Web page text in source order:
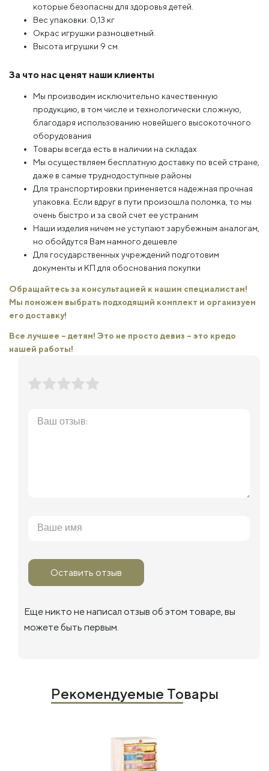
которые безопасны для здоровья детей.
Вес упаковки: 0,13 кг
Окрас игрушки разноцветный.
Высота игрушки 9 см.
За что нас ценят наши клиенты
Мы производим исключительно качественную
продукцию, в том числе и технологически сложную,
благодаря использованию новейшего высокоточного
оборудования
Товары всегда есть в наличии на складах
Мы осуществляем бесплатную доставку по всей стране,
даже в самые труднодоступные районы
Для транспортировки применяется надежная прочная
упаковка. Если вдруг в пути произошла поломка, то мы
очень быстро и за свой счет ее устраним
Наши изделия ничем не уступают зарубежным аналогам,
но обойдутся Вам намного дешевле
Для государственных учреждений подготовим
документы и КП для обоснования покупки
Обращайтесь за консультацией к нашим специалистам!
Мы поможем выбрать подходящий комплект и организуем
его доставку!
Все лучшее – детям! Это не просто девиз – это кредо
нашей работы!
Оставить отзыв
Еще никто не написал отзыв об этом товаре, вы
можете быть первым.
Рекомендуемые Товары